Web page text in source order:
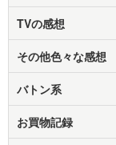
TVの感想
その他色々な感想
バトン系
お買物記録